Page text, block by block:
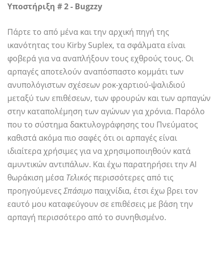
Υποστήριξη # 2 - Bugzzy
Πάρτε το από μένα και την αρχική πηγή της
ικανότητας του Kirby Suplex, τα σφάλματα είναι
φοβερά για να αναπλήξουν τους εχθρούς τους. Οι
αρπαγές αποτελούν αναπόσπαστο κομμάτι των
ανυπολόγιστων σχέσεων ροκ-χαρτιού-ψαλιδιού
μεταξύ των επιθέσεων, των φρουρών και των αρπαγών
στην καταπολέμηση των αγώνων για χρόνια. Παρόλο
που το σύστημα δακτυλογράφησης του Πνεύματος
καθιστά ακόμα πιο σαφές ότι οι αρπαγές είναι
ιδιαίτερα χρήσιμες για να χρησιμοποιηθούν κατά
αμυντικών αντιπάλων. Και έχω παρατηρήσει την AI
θωράκιση μέσα Τελικόςπερισσότερες από τις
προηγούμενες Σπάσιμοπαιχνίδια, έτσι έχω βρει τον
εαυτό μου καταφεύγουν σε επιθέσεις με βάση την
αρπαγή περισσότερο από το συνηθισμένο.